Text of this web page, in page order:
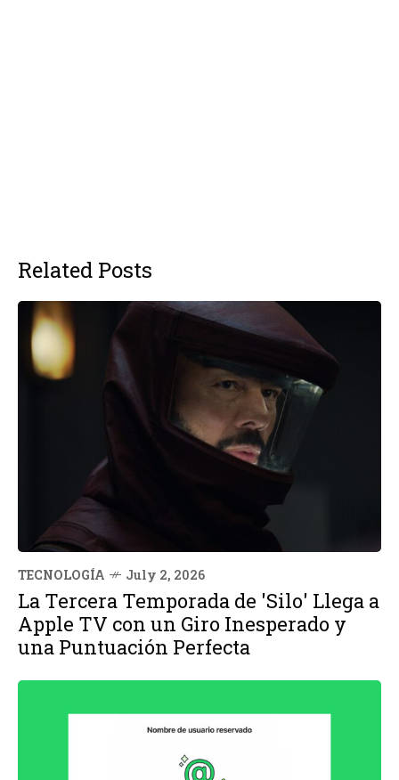
Related Posts
TECNOLOGÍA July 2, 2026
La Tercera Temporada de 'Silo' Llega a
Apple TV con un Giro Inesperado y
una Puntuación Perfecta